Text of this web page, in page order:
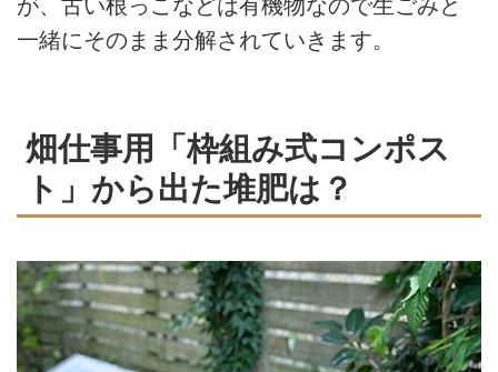
が、古い根っこなどは有機物なので生ごみと
一緒にそのまま分解されていきます。
畑仕事用「枠組み式コンポス
ト」から出た堆肥は？